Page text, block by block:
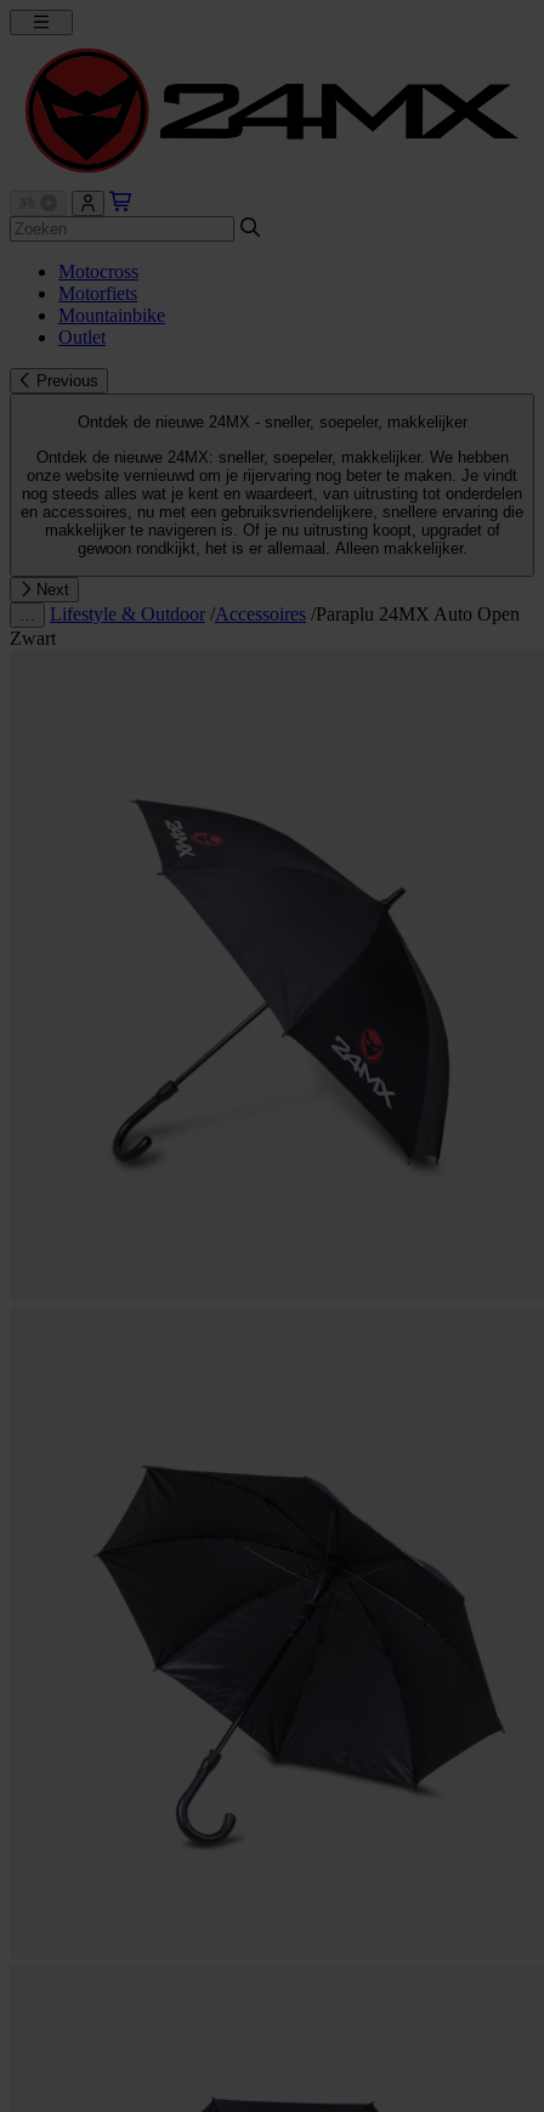
Motocross
Motorfiets
Mountainbike
Outlet
Previous
Ontdek de nieuwe 24MX - sneller, soepeler, makkelijker
Ontdek de nieuwe 24MX: sneller, soepeler, makkelijker. We hebben
onze website vernieuwd om je rijervaring nog beter te maken. Je vindt
nog steeds alles wat je kent en waardeert, van uitrusting tot onderdelen
en accessoires, nu met een gebruiksvriendelijkere, snellere ervaring die
makkelijker te navigeren is. Of je nu uitrusting koopt, upgradet of
gewoon rondkijkt, het is er allemaal. Alleen makkelijker.
Next
Lifestyle & Outdoor /Accessoires /Paraplu 24MX Auto Open
Zwart